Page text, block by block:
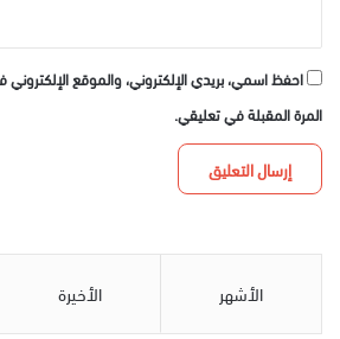
احفظ اسمي، بريدي الإلكتروني، والموقع
المرة المقبلة في تعليقي.
الأشهر الأخيرة